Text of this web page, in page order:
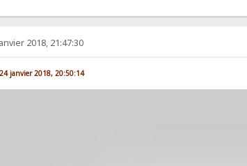
2018, 21:47:30
janvier 2018, 20:50:14